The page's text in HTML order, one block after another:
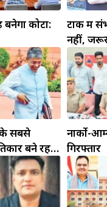
कोटा:
टोंक में
नहीं,
के सबसे
बने रहेंगे
नार्को-
गिरफ्तार